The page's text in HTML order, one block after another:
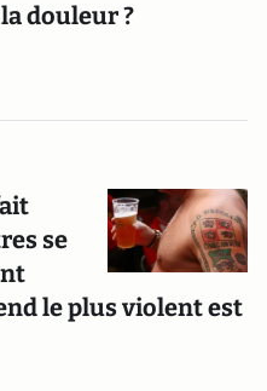
douleur ?
se
le plus violent est